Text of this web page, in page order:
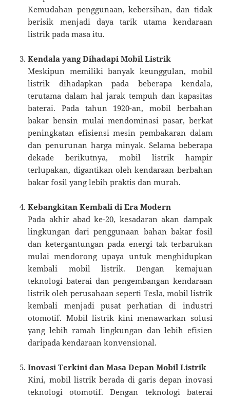
Kemudahan penggunaan, kebersihan, dan tidak
berisik menjadi daya tarik utama kendaraan
listrik pada masa itu.
Kendala yang Dihadapi Mobil Listrik
Meskipun memiliki banyak keunggulan, mobil
listrik dihadapkan pada beberapa kendala,
terutama dalam hal jarak tempuh dan kapasitas
baterai. Pada tahun 1920-an, mobil berbahan
bakar bensin mulai mendominasi pasar, berkat
peningkatan efisiensi mesin pembakaran dalam
dan penurunan harga minyak. Selama beberapa
dekade berikutnya, mobil listrik hampir
terlupakan, digantikan oleh kendaraan berbahan
bakar fosil yang lebih praktis dan murah.
Kebangkitan Kembali di Era Modern
Pada akhir abad ke-20, kesadaran akan dampak
lingkungan dari penggunaan bahan bakar fosil
dan ketergantungan pada energi tak terbarukan
mulai mendorong upaya untuk menghidupkan
kembali mobil listrik. Dengan kemajuan
teknologi baterai dan pengembangan kendaraan
listrik oleh perusahaan seperti Tesla, mobil listrik
kembali menjadi pusat perhatian di industri
otomotif. Mobil listrik kini menawarkan solusi
yang lebih ramah lingkungan dan lebih efisien
daripada kendaraan konvensional.
Inovasi Terkini dan Masa Depan Mobil Listrik
Kini, mobil listrik berada di garis depan inovasi
teknologi otomotif. Dengan teknologi baterai